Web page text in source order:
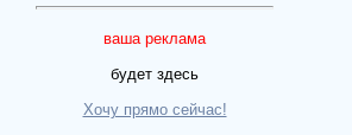
ваша реклама
будет здесь
Хочу прямо сейчас!